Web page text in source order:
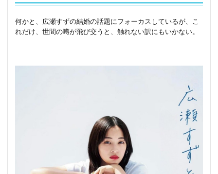
何かと、広瀬すずの結婚の話題にフォーカスしているが、こ
れだけ、世間の噂が飛び交うと、触れない訳にもいかない。